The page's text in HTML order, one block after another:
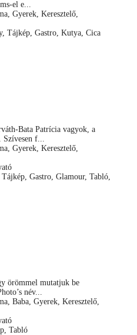
el e...
Gyerek, Keresztelő,
Tájkép, Gastro, Kutya, Cica
Bata Patrícia vagyok, a
f...
Gyerek, Keresztelő,
Gastro, Glamour, Tabló,
örömmel mutatjuk be
név...
Baba, Gyerek, Keresztelő,
Tabló